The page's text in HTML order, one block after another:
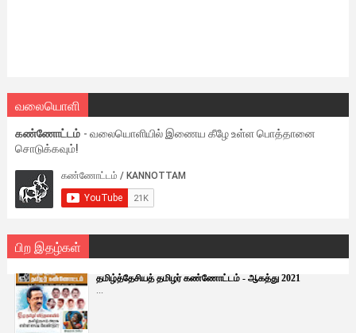
வலையொளி
கண்ணோட்டம் - வலையொளியில் இணைய கீழே உள்ள பொத்தானை
சொடுக்கவும்!
பிற இதழ்கள்
தமிழ்த்தேசியத் தமிழர் கண்ணோட்டம் - ஆகத்து 2021
...